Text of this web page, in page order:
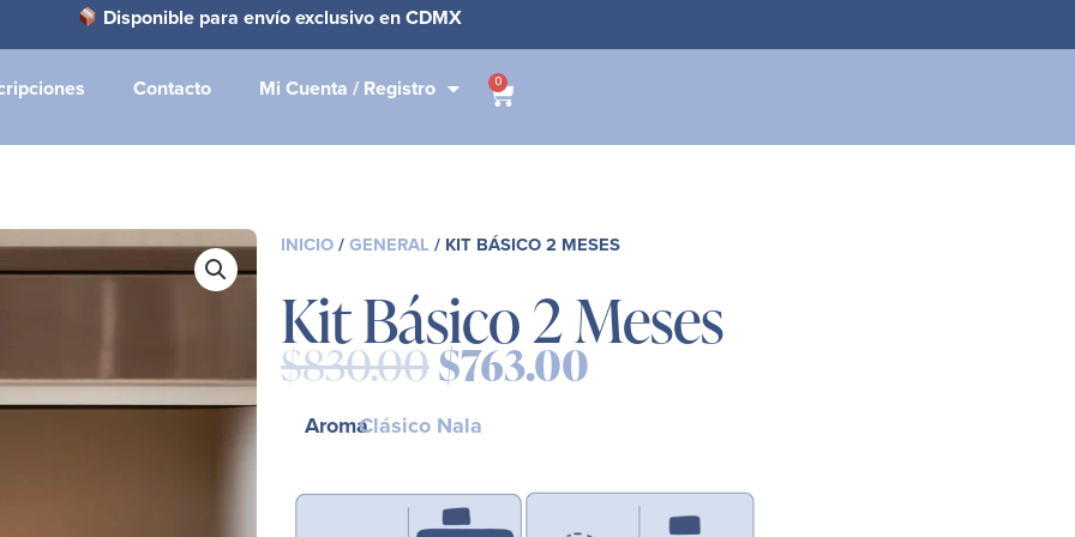
Disponible para envío exclusivo en CDMX
Contacto Mi Cuenta / Registro 0
Carrito
INICIO/GENERAL / KIT BÁSICO 2 MESES
Kit Básico 2 Meses
$830.00Original
price
was:
$830.00.
$763.00
$763.00.
AromaClásico Nala